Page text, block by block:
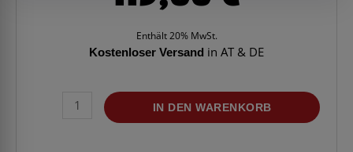
Enthält 20% MwSt.
Kostenloser Versand in AT & DE
KLAVIERBANK
IN DEN WARENKORB